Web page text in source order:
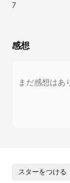
7
感想
まだ感想はあ
スターをつける